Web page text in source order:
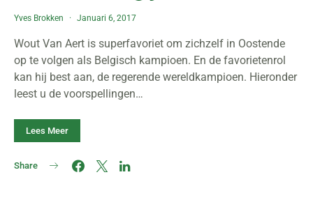
Yves Brokken Januari 6, 2017
Wout Van Aert is superfavoriet om zichzelf in Oostende
op te volgen als Belgisch kampioen. En de favorietenrol
kan hij best aan, de regerende wereldkampioen. Hieronder
leest u de voorspellingen…
Lees Meer
Share